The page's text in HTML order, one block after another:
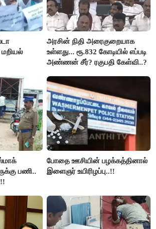
அரசின் நிதி அரைகுறையாக
உள்ளது... ரூ.832 கோடியில் எப்படி
அண்ணன் சீர்? ரகுபதி கேள்வி..?
பணி..
போதை ஊசியின் பழக்கத்தினால்
இளைஞர் உயிரிழப்பு..!!